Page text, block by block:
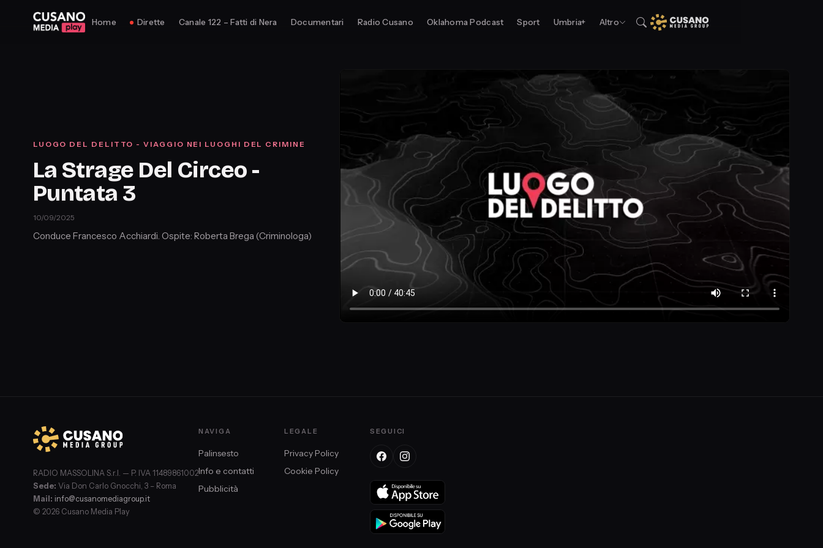
Home Dirette Canale 122 – Fatti di Nera Documentari Radio Cusano Oklahoma Podcast Sport Umbria+ Altro
LUOGO DEL DELITTO - VIAGGIO NEI LUOGHI DEL CRIMINE
La Strage Del Circeo -
Puntata 3
10/09/2025
Conduce Francesco Acchiardi. Ospite: Roberta Brega (Criminologa)
RADIO MASSOLINA S.r.l. — P. IVA 11489861002
Sede: Via Don Carlo Gnocchi, 3 – Roma
Mail: info@cusanomediagroup.it
© 2026 Cusano Media Play
NAVIGA
Palinsesto
Info e contatti
Pubblicità
LEGALE
Privacy Policy
Cookie Policy
SEGUICI